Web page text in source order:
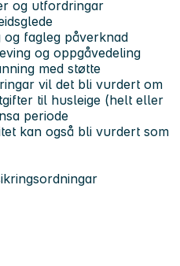
og utfordringar
fagleg påverknad
og oppgåvedeling
med støtte
vil det bli vurdert om
til husleige (helt eller
periode
kan også bli vurdert som